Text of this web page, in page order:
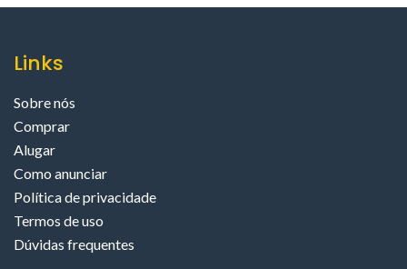
Links
Sobre nós
Comprar
Alugar
Como anunciar
Política de privacidade
Termos de uso
Dúvidas frequentes